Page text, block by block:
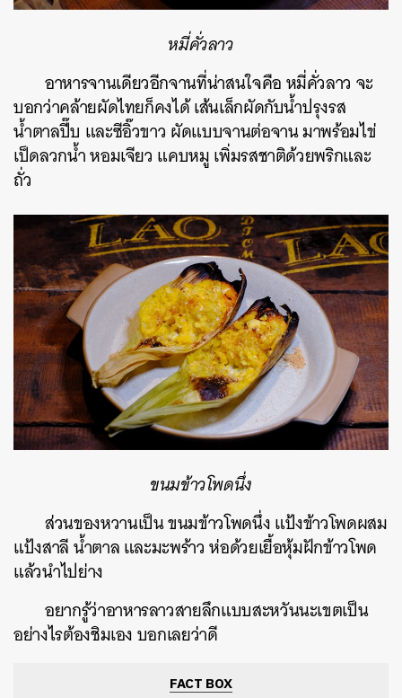
หมี่คั่วลาว
อาหารจานเดียวอีกจานที่น่าสนใจคือ หมี่คั่วลาว จะ
บอกว่าคล้ายผัดไทยก็คงได้ เส้นเล็กผัดกับน้ำปรุงรส
น้ำตาลปี๊บ และซีอิ๊วขาว ผัดแบบจานต่อจาน มาพร้อมไข่
เป็ดลวกน้ำ หอมเจียว แคบหมู เพิ่มรสชาติด้วยพริกและ
ถั่ว
ขนมข้าวโพดนึ่ง
ส่วนของหวานเป็น ขนมข้าวโพดนึ่ง แป้งข้าวโพดผสม
แป้งสาลี น้ำตาล และมะพร้าว ห่อด้วยเยื้อหุ้มฝักข้าวโพด
แล้วนำไปย่าง
อยากรู้ว่าอาหารลาวสายลึกแบบสะหวันนะเขตเป็น
อย่างไรต้องชิมเอง บอกเลยว่าดี
FACT BOX